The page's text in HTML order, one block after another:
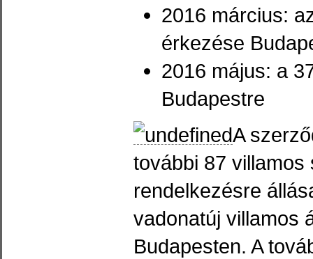
2016 március:
érkezése
2016 május: a
Budapestre
A
további 87
rendelkezésre
vadonatúj villamos
Budapesten. A